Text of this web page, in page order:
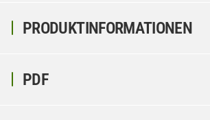
PRODUKTINFORMATIONEN
PDF